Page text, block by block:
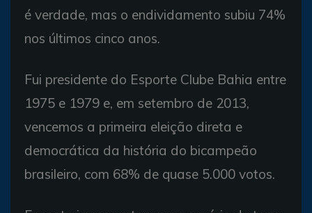
é verdade, mas o endividamento subiu 74%
nos últimos cinco anos.
Fui presidente do Esporte Clube Bahia entre
1975 e 1979 e, em setembro de 2013,
vencemos a primeira eleição direta e
democrática da história do bicampeão
brasileiro, com 68% de quase 5.000 votos.